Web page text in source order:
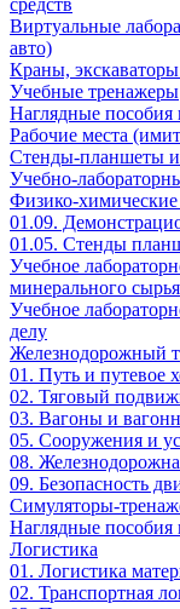
средств
Виртуальные
авто)
Краны,
Учебные тренажеры
Наглядные
Рабочие места
Стенды-планшеты
Учебно-
Физико-
01.09.
01.05. Стенды
Учебное
минерального сырья
Учебное
делу
Железнодорожный
01. Путь и путевое
02. Тяговый
03. Вагоны и
05. Сооружения и
08.
09. Безопасность
Симуляторы-
Наглядные пособия
Логистика
01. Логистика
02. Транспортная